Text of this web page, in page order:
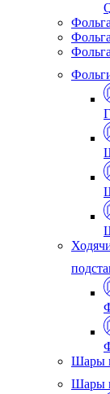
Шары
Шары